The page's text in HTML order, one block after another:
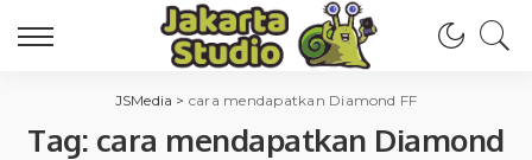
JSMedia > cara mendapatkan Diamond FF
Tag: cara mendapatkan Diamond